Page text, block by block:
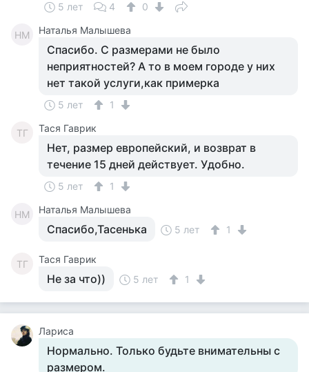
5 лет 4 0
НМ Наталья Малышева
Спасибо. С размерами не было
неприятностей? А то в моем городе у них
нет такой услуги,как примерка
5 лет 1
ТГ Тася Гаврик
Нет, размер европейский, и возврат в
течение 15 дней действует. Удобно.
5 лет 1
НМ Наталья Малышева
Спасибо,Тасенька 5 лет 1
ТГ Тася Гаврик
Не за что)) 5 лет 1
Лариса
Нормально. Только будьте внимательны с
размером.